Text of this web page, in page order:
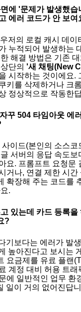
에 '문제가 발생했
에러 코드가 안 보여
저의 로컬 캐시 데이
누적되어 발생하는
해결 방법은 기존 대
단의 '새 채팅(New
시작하는 것이에요.
키를 삭제하거나 크
정상적으로 작동한
꾸 504 타임아웃 에
이드(본인의 소스코
서버의 응답 속도보
요. 프롬프트 요청문
거나, 연결 제한 시간
확장해 주는 코드를
.
있는데 카드 등록을
?
기보다는 에러가 발
높아진다고 보시는
요금제를 유료 플랜
계정 대비 허용 트래
에 일반적인 업무 환
일이 거의 없어진답